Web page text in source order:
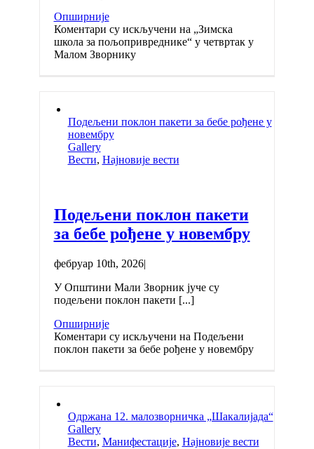
Опширније
Коментари су искључени на „Зимска
школа за пољопривреднике“ у четвртак у
Малом Зворнику
Подељени поклон пакети за бебе рођене у
новембру
Gallery
Вести, Најновије вести
Подељени поклон пакети
за бебе рођене у новембру
фебруар 10th, 2026|
У Општини Мали Зворник јуче су
подељени поклон пакети [...]
Опширније
Коментари су искључени на Подељени
поклон пакети за бебе рођене у новембру
Одржана 12. малозворничка „Шакалијада“
Gallery
Вести, Манифестације, Најновије вести